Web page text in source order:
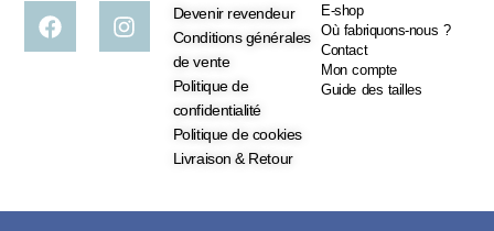
Devenir revendeur
Conditions générales
de vente
Politique de
confidentialité
Politique de cookies
Livraison & Retour
E-shop
Où fabriquons-nous ?
Contact
Mon compte
Guide des tailles